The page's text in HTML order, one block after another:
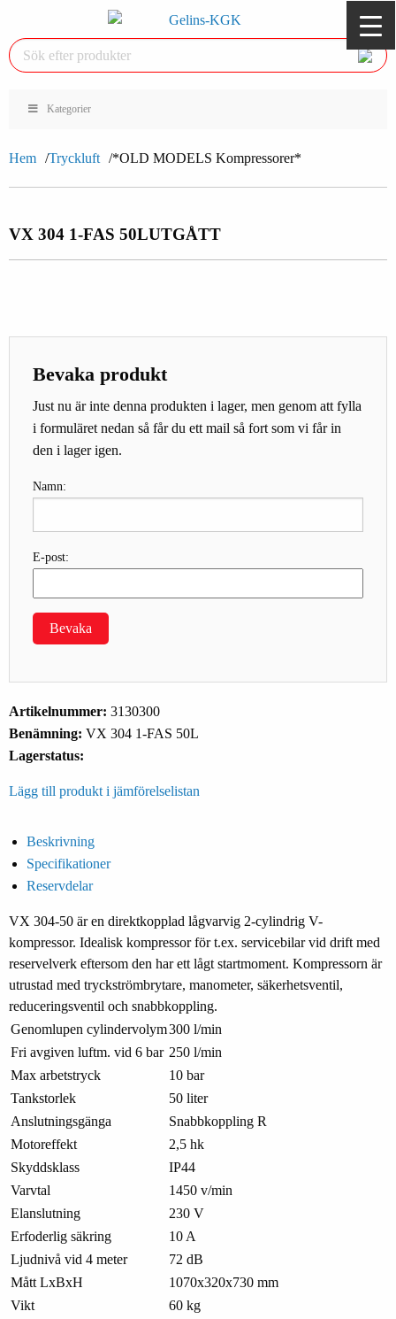
Kategorier
Hem Tryckluft *OLD MODELS Kompressorer*
VX 304 1-FAS 50LUTGÅTT
Bevaka produkt
Just nu är inte denna produkten i lager, men genom att fylla
i formuläret nedan så får du ett mail så fort som vi får in
den i lager igen.
Namn:
E-post:
Bevaka
Artikelnummer: 3130300
Benämning: VX 304 1-FAS 50L
Lagerstatus:
Lägg till produkt i jämförelselistan
Beskrivning
Specifikationer
Reservdelar
VX 304-50 är en direktkopplad lågvarvig 2-cylindrig V-
kompressor. Idealisk kompressor för t.ex. servicebilar vid drift med
reservelverk eftersom den har ett lågt startmoment. Kompressorn är
utrustad med tryckströmbrytare, manometer, säkerhetsventil,
reduceringsventil och snabbkoppling.
Genomlupen cylindervolym300 l/min
Fri avgiven luftm. vid 6 bar 250 l/min
Max arbetstryck
10 bar
Tankstorlek
50 liter
Anslutningsgänga
Snabbkoppling R
Motoreffekt
2,5 hk
Skyddsklass
IP44
Varvtal
1450 v/min
Elanslutning
230 V
Erfoderlig säkring
10 A
Ljudnivå vid 4 meter
72 dB
Mått LxBxH
1070x320x730 mm
Vikt
60 kg